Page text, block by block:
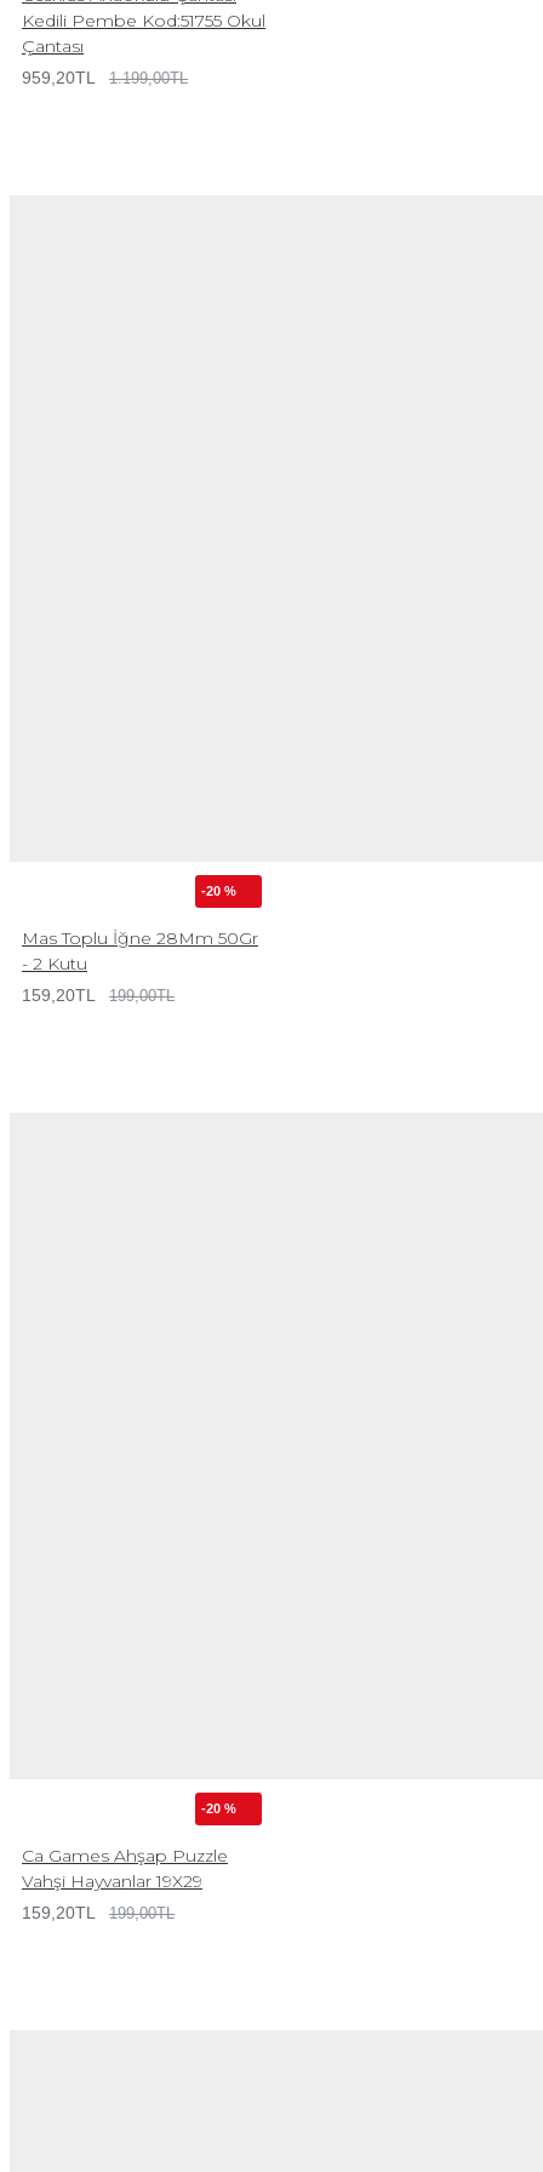
Kedili Pembe Kod:51755 Okul
Çantası
959,20TL 1.199,00TL
-20 %
Mas Toplu İğne 28Mm 50Gr
- 2 Kutu
159,20TL 199,00TL
-20 %
Ca Games Ahşap Puzzle
Vahşi Hayvanlar 19X29
159,20TL 199,00TL